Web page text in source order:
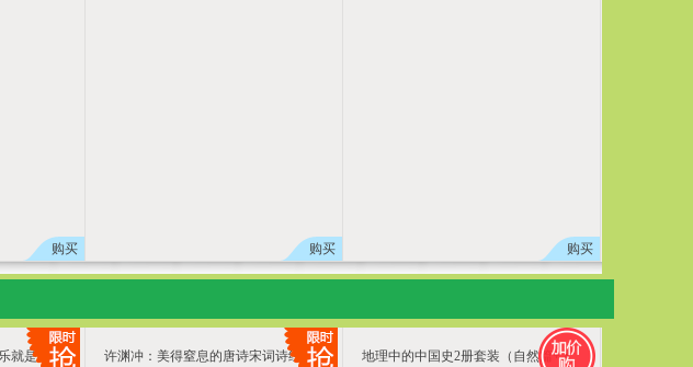
购买 购买 购买
就是哈哈
许渊冲：美得窒息的唐诗宋词诗经3册
地理中的中国史2册套装（自然篇+人